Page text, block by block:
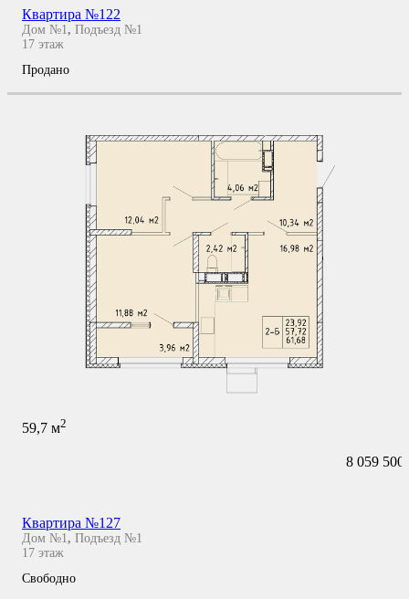
Квартира №122
Дом №1, Подъезд №1
17 этаж
Продано
59,7 м2
8 059 500
Квартира №127
Дом №1 , Подъезд №1
17 этаж
Свободно